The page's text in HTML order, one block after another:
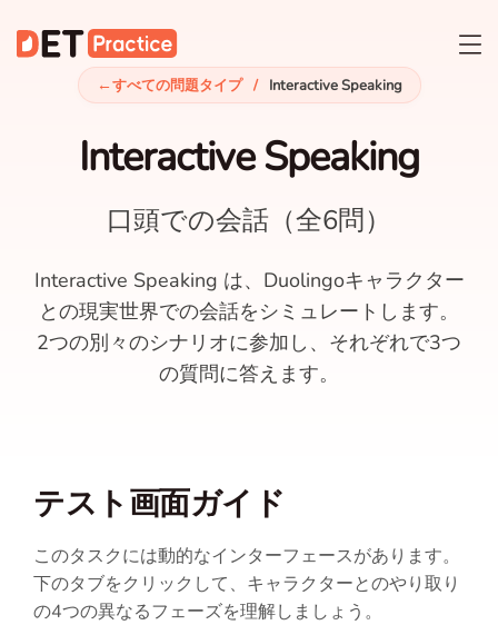
←すべての問題タイプ / Interactive Speaking
Interactive Speaking
口頭での会話（全6問）
Interactive Speaking は、Duolingoキャラクター
との現実世界での会話をシミュレートします。
2つの別々のシナリオに参加し、それぞれで3つ
の質問に答えます。
テスト画面ガイド
このタスクには動的なインターフェースがあります。
下のタブをクリックして、キャラクターとのやり取り
の4つの異なるフェーズを理解しましょう。